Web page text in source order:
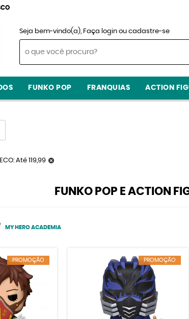
Seja bem-vindo(a), Faça login ou cadastre-se
FUNKO POP FRANQUIAS ACTION
Até 119,99
FUNKO POP E ACTION
MY HERO ACADEMIA
PROMOÇÃO PROMOÇÃO